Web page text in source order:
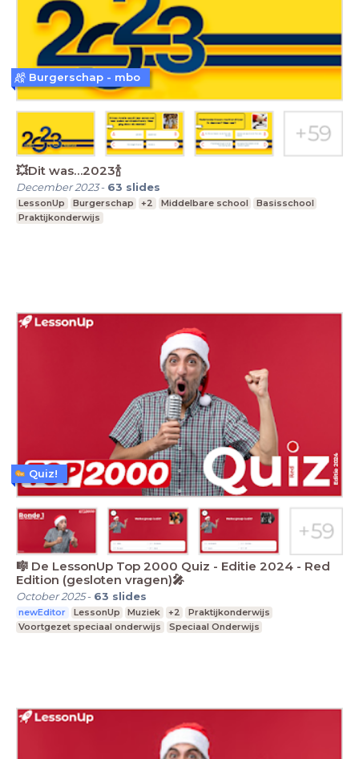
💥Dit was…2023🍾
December 2023- 63 slides
LessonUp Burgerschap +2 Middelbare school
Basisschool
Praktijkonderwijs
Burgerschap - mbo
🎼 De LessonUp Top 2000 Quiz - Editie 2024 - Red
Edition (gesloten vragen)🎤
October 2025- 63 slides
newEditor LessonUp Muziek +2
Praktijkonderwijs
Voortgezet speciaal onderwijs
Speciaal Onderwijs
Quiz!